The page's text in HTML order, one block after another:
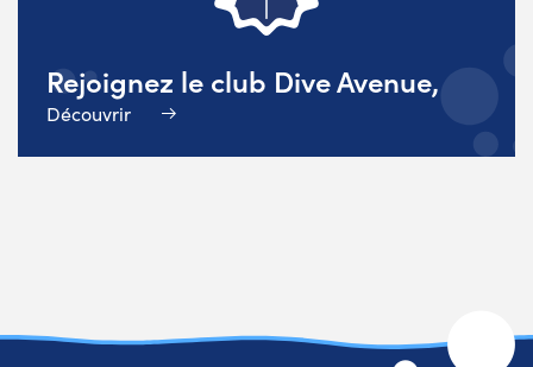
Rejoignez le club Dive Avenue,
Découvrir